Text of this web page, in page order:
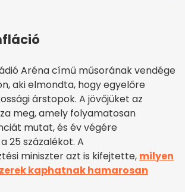
Aréna című műsorának vendége
aki elmondta, hogy egyelőre
árstopok. A jövőjüket az
meg, amely folyamatosan
mutat, és év végére
25 százalékot. A
miniszter azt is kifejtette, milyen
kaphatnak hamarosan